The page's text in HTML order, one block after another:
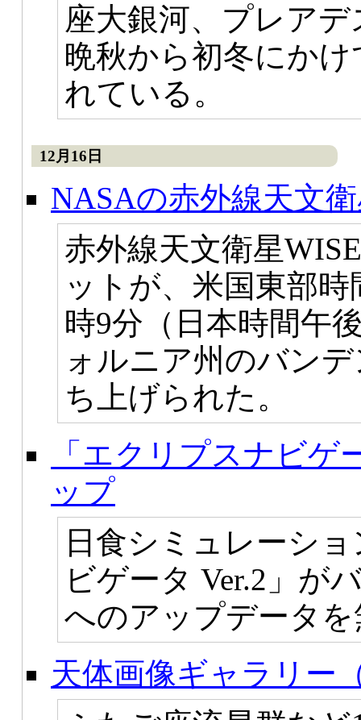
座大銀河、プレア
晩秋から初冬にか
れている。
12月16日
NASAの赤外線天文
赤外線天文衛星
ットが、米国東部
時9分（日本時間午
ォルニア州のバン
ち上げられた。
「エクリプスナビゲ
ップ
日食シミュレーシ
ビゲータ Ver.2」が
へのアップデータ
天体画像ギャラリー